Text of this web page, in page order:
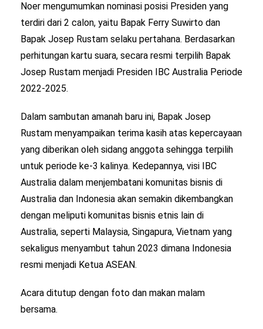
Noer mengumumkan nominasi posisi Presiden yang
terdiri dari 2 calon, yaitu Bapak Ferry Suwirto dan
Bapak Josep Rustam selaku pertahana. Berdasarkan
perhitungan kartu suara, secara resmi terpilih Bapak
Josep Rustam menjadi Presiden IBC Australia Periode
2022-2025.
Dalam sambutan amanah baru ini, Bapak Josep
Rustam menyampaikan terima kasih atas kepercayaan
yang diberikan oleh sidang anggota sehingga terpilih
untuk periode ke-3 kalinya. Kedepannya, visi IBC
Australia dalam menjembatani komunitas bisnis di
Australia dan Indonesia akan semakin dikembangkan
dengan meliputi komunitas bisnis etnis lain di
Australia, seperti Malaysia, Singapura, Vietnam yang
sekaligus menyambut tahun 2023 dimana Indonesia
resmi menjadi Ketua ASEAN.
Acara ditutup dengan foto dan makan malam
bersama.